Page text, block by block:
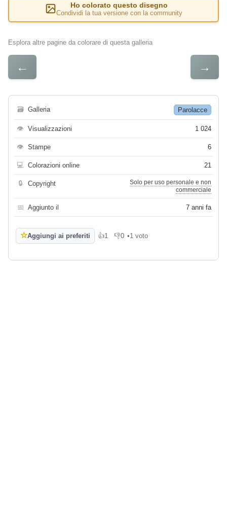
Ho colorato questo disegno
Condividi la tua versione con la community
Esplora altre pagine da colorare di questa galleria
← →
🗃 Galleria Parolacce
👁 Visualizzazioni 1 024
👁 Stampe 6
💻 Colorazioni online 21
🔒 Copyright
Solo per uso personale e non
commerciale
📅 Aggiunto il 7 anni fa
☆Aggiungi ai preferiti 👍1
Mi piace
👎0
Non mi piace
•1 voto